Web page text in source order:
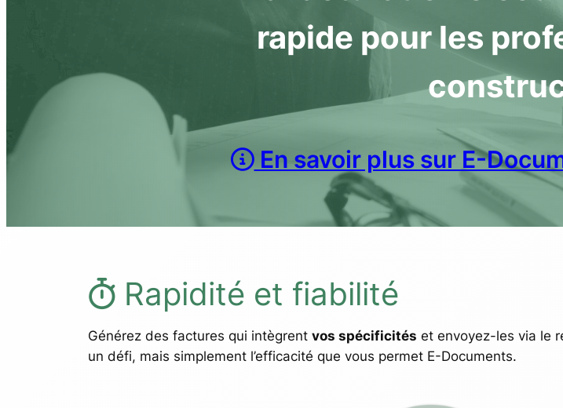
rapide pour les
En savoir plus sur E-
Rapidité et fiabilité
Générez des factures qui intègrent vos spécificités et envoyez-les via le
un défi, mais simplement l’efficacité que vous permet E-Documents.